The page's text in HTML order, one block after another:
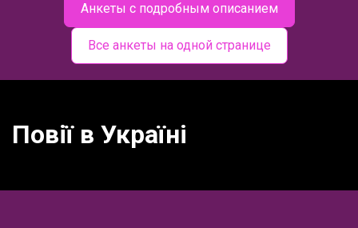
Анкеты с подробным описанием
Все анкеты на одной странице
Повії в Україні